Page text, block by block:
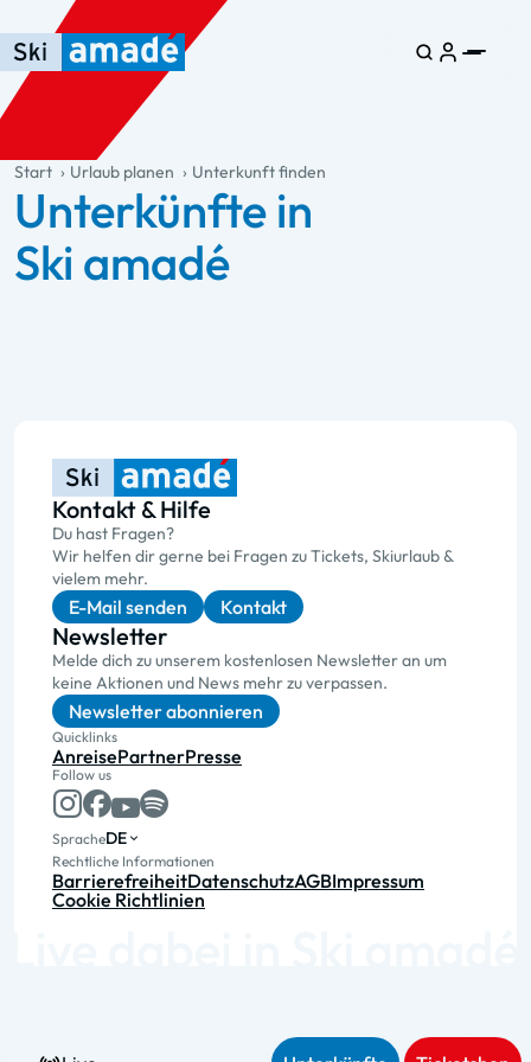
Zum Haupt-Inhalt springen
Springe zur Tabelle
Zur Haupt-Navigation springen
general.table-of-content
Start Urlaub planen Unterkunft finden
Unterkünfte in
Ski amadé
Kontakt & Hilfe
Du hast Fragen?
Wir helfen dir gerne bei Fragen zu Tickets, Skiurlaub &
vielem mehr.
E-Mail senden Kontakt
Newsletter
Melde dich zu unserem kostenlosen Newsletter an um
keine Aktionen und News mehr zu verpassen.
Newsletter abonnieren
Quicklinks
AnreisePartnerPresse
Follow us
SpracheDE
Rechtliche Informationen
BarrierefreiheitDatenschutzAGBImpressum
Cookie Richtlinien